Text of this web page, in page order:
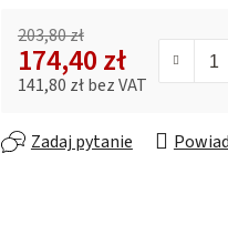
203,80 zł
174,40 zł
141,80 zł bez VAT
Zadaj pytanie